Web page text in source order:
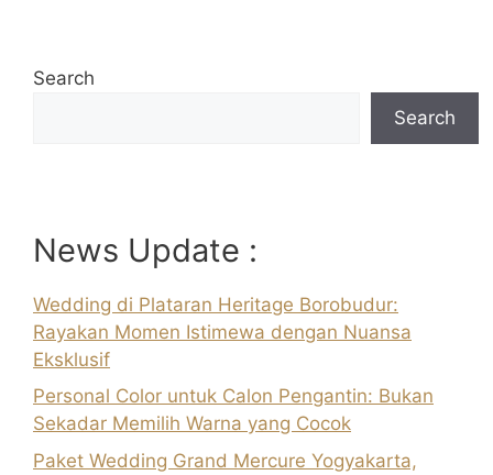
Search
Search
News Update :
Wedding di Plataran Heritage Borobudur:
Rayakan Momen Istimewa dengan Nuansa
Eksklusif
Personal Color untuk Calon Pengantin: Bukan
Sekadar Memilih Warna yang Cocok
Paket Wedding Grand Mercure Yogyakarta,